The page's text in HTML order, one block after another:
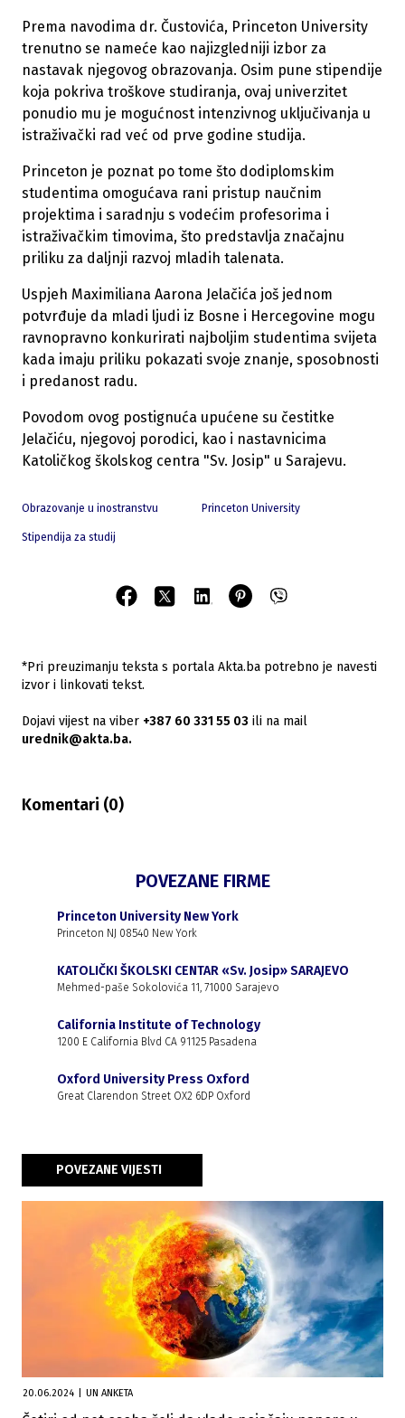
Prema navodima dr. Čustovića, Princeton University
trenutno se nameće kao najizgledniji izbor za
nastavak njegovog obrazovanja. Osim pune stipendije
koja pokriva troškove studiranja, ovaj univerzitet
ponudio mu je mogućnost intenzivnog uključivanja u
istraživački rad već od prve godine studija.
Princeton je poznat po tome što dodiplomskim
studentima omogućava rani pristup naučnim
projektima i saradnju s vodećim profesorima i
istraživačkim timovima, što predstavlja značajnu
priliku za daljnji razvoj mladih talenata.
Uspjeh Maximiliana Aarona Jelačića još jednom
potvrđuje da mladi ljudi iz Bosne i Hercegovine mogu
ravnopravno konkurirati najboljim studentima svijeta
kada imaju priliku pokazati svoje znanje, sposobnosti
i predanost radu.
Povodom ovog postignuća upućene su čestitke
Jelačiću, njegovoj porodici, kao i nastavnicima
Katoličkog školskog centra "Sv. Josip" u Sarajevu.
Obrazovanje u inostranstvu Princeton University
Stipendija za studij
*Pri preuzimanju teksta s portala Akta.ba potrebno je navesti
izvor i linkovati tekst.
Dojavi vijest na viber +387 60 331 55 03 ili na mail
urednik@akta.ba.
Komentari (0)
POVEZANE FIRME
Princeton University New York
Princeton NJ 08540 New York
KATOLIČKI ŠKOLSKI CENTAR «Sv. Josip» SARAJEVO
Mehmed-paše Sokolovića 11, 71000 Sarajevo
California Institute of Technology
1200 E California Blvd CA 91125 Pasadena
Oxford University Press Oxford
Great Clarendon Street OX2 6DP Oxford
POVEZANE VIJESTI
20.06.2024 UN ANKETA